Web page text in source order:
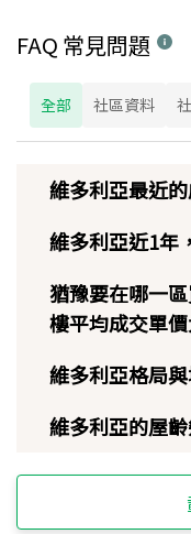
FAQ 常見問題
全部 社區資料
維多利亞最近
維多利亞近1年
猶豫要在哪一
樓平均成交單
維多利亞格局
維多利亞的屋